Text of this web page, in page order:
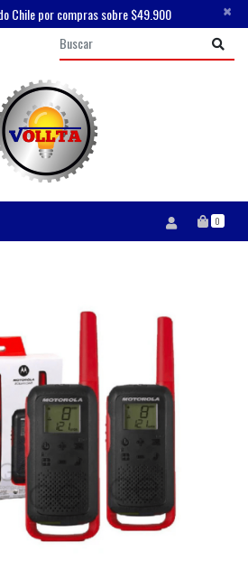
Chile por compras sobre $49.900 ×
0